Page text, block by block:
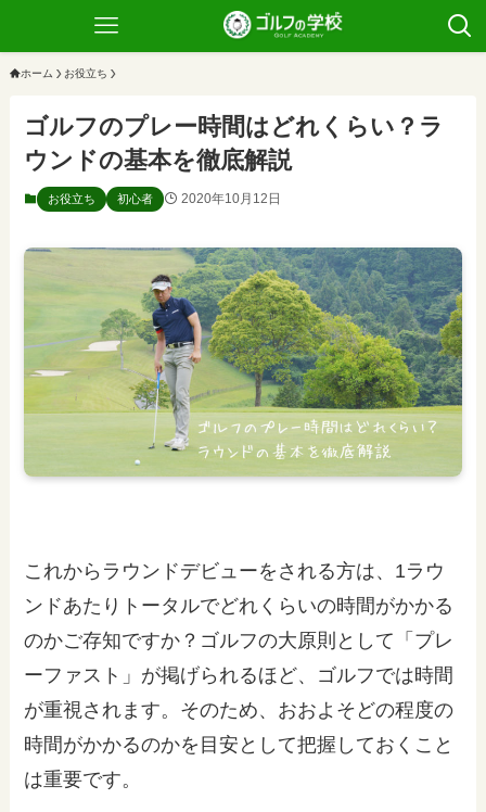
ホーム お役立ち
ゴルフのプレー時間はどれくらい？ラ
ウンドの基本を徹底解説
お役立ち 初心者 2020年10月12日
これからラウンドデビューをされる方は、1ラウ
ンドあたりトータルでどれくらいの時間がかかる
のかご存知ですか？ゴルフの大原則として「プレ
ーファスト」が掲げられるほど、ゴルフでは時間
が重視されます。そのため、おおよそどの程度の
時間がかかるのかを目安として把握しておくこと
は重要です。